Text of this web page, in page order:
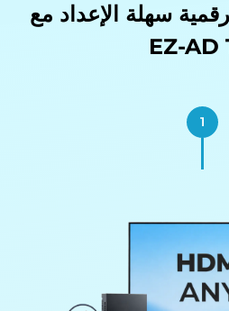
سهلة الإعداد مع
EZ-AD
1